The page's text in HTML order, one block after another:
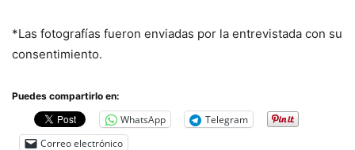
*Las fotografías fueron enviadas por la entrevistada con su
consentimiento.
Puedes compartirlo en:
WhatsApp
Telegram
Correo electrónico